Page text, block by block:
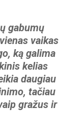
gabumų
vaikas
ką galima
kelias
daugiau
tačiau
gražus ir